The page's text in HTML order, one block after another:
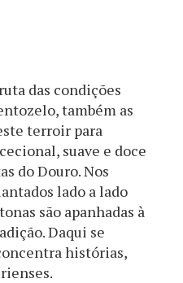
das condições
também as
terroir para
suave e doce
do Douro. Nos
lado a lado
são apanhadas à
Daqui se
histórias,